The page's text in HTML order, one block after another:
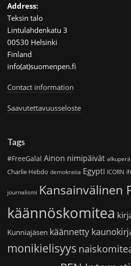
Address:
Teksin talo
Lintulahdenkatu 3
00530 Helsinki
Finland
info(at)suomenpen.fi
Contact information
Saavutettavuusseloste
Tags
#FreeGalal Ainon nimipäivät
Charlie Hebdo demokratia Egypti ICORN
journalismi Kansainvälinen
käännöskomitea
Kunniajäsen käännetty
monikielisyys